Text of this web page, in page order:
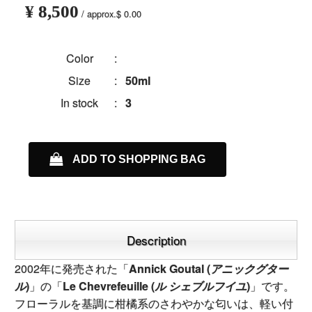
¥ 8,500 / approx.$ 0.00
Color
:
Size
: 50ml
In stock
: 3
ADD TO SHOPPING BAG
Description
2002年に発売された「Annick Goutal (アニックグター
ル) 」の「Le Chevrefeuille (ル シェブルフイユ) 」です。
フローラルを基調に柑橘系のさわやかな匂いは、軽い付